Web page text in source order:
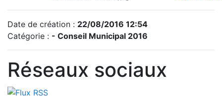
Date de création : 22/08/2016 12:54
Catégorie : - Conseil Municipal 2016
Réseaux sociaux